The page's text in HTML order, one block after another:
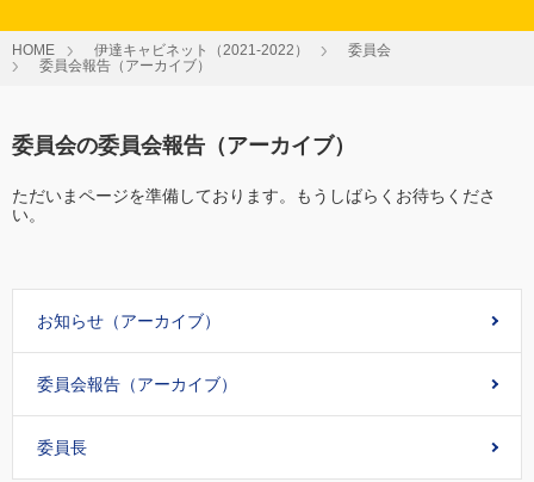
HOME 伊達キャビネット（2021-2022）
委員会
委員会報告（アーカイブ）
委員会の委員会報告（アーカイブ）
ただいまページを準備しております。もうしばらくお待ちくださ
い。
お知らせ（アーカイブ）
委員会報告（アーカイブ）
委員長